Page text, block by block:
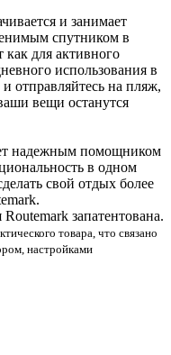
и занимает
спутником в
для активного
использования в
отправляйтесь на пляж,
вещи останутся
надежным помощником
в одном
свой отдых более
запатентована.
товара, что связано
настройками